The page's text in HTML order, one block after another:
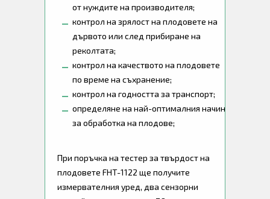
от нуждите на производителя;
контрол на зрялост на плодовете на
дървото или след прибиране на
реколтата;
контрол на качеството на плодовете
по време на съхранение;
контрол на годността за транспорт;
определяне на най-оптималния начин
за обработка на плодове;
При поръчка на тестер за твърдост на
плодовете FHT-1122 ще получите
измервателния уред, два сензорни